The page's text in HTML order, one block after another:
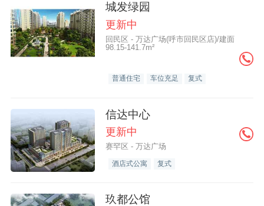
城发绿园
更新中
回民区 - 万达广场(呼市回民区店)/建面
98.15-141.7m²
普通住宅 车位充足 复式
信达中心
更新中
赛罕区 - 万达广场
酒店式公寓 复式
玖都公馆